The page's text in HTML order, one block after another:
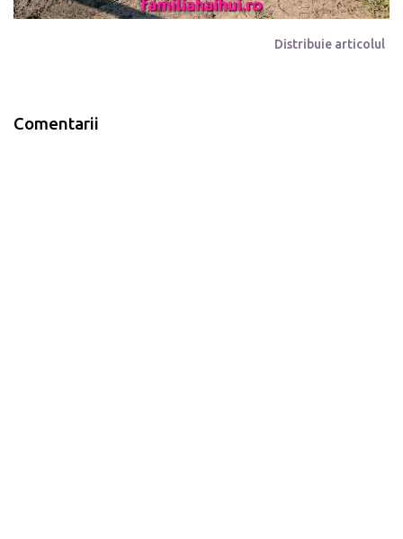
Distribuie articolul
Comentarii